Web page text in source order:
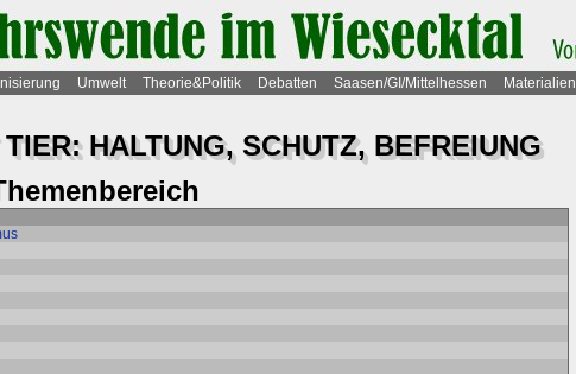
Umwelt Theorie&Politik Debatten Saasen/GI/Mittelhessen Materialien
HALTUNG, SCHUTZ, BEFREIUNG